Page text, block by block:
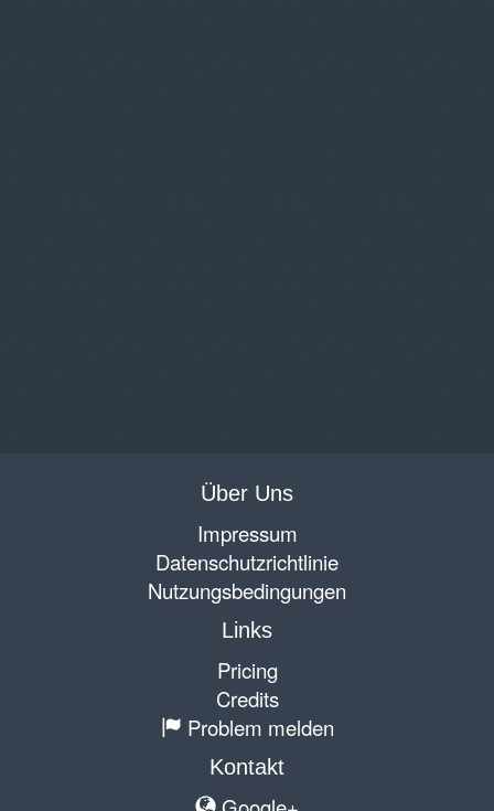
Über Uns
Impressum
Datenschutzrichtlinie
Nutzungsbedingungen
Links
Pricing
Credits
Problem melden
Kontakt